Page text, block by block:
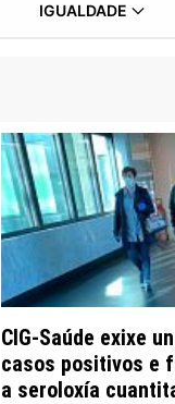
IGUALDADE
CIG-Saúde exixe
casos positivos e
a seroloxía